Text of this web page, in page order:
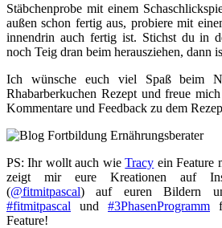
Stäbchenprobe mit einem
außen schon fertig aus, probiere mit
innendrin auch fertig ist. Stichst du in
noch Teig dran beim herausziehen, dann
Ich wünsche euch viel Spaß beim
Rhabarberkuchen Rezept und freue
Kommentare und Feedback zu dem
PS: Ihr wollt auch wieTracy ein Feature
zeigt mir eure Kreationen auf
(@fitmitpascal) auf euren Bildern
#fitmitpascal und #3PhasenProgramm
Feature!